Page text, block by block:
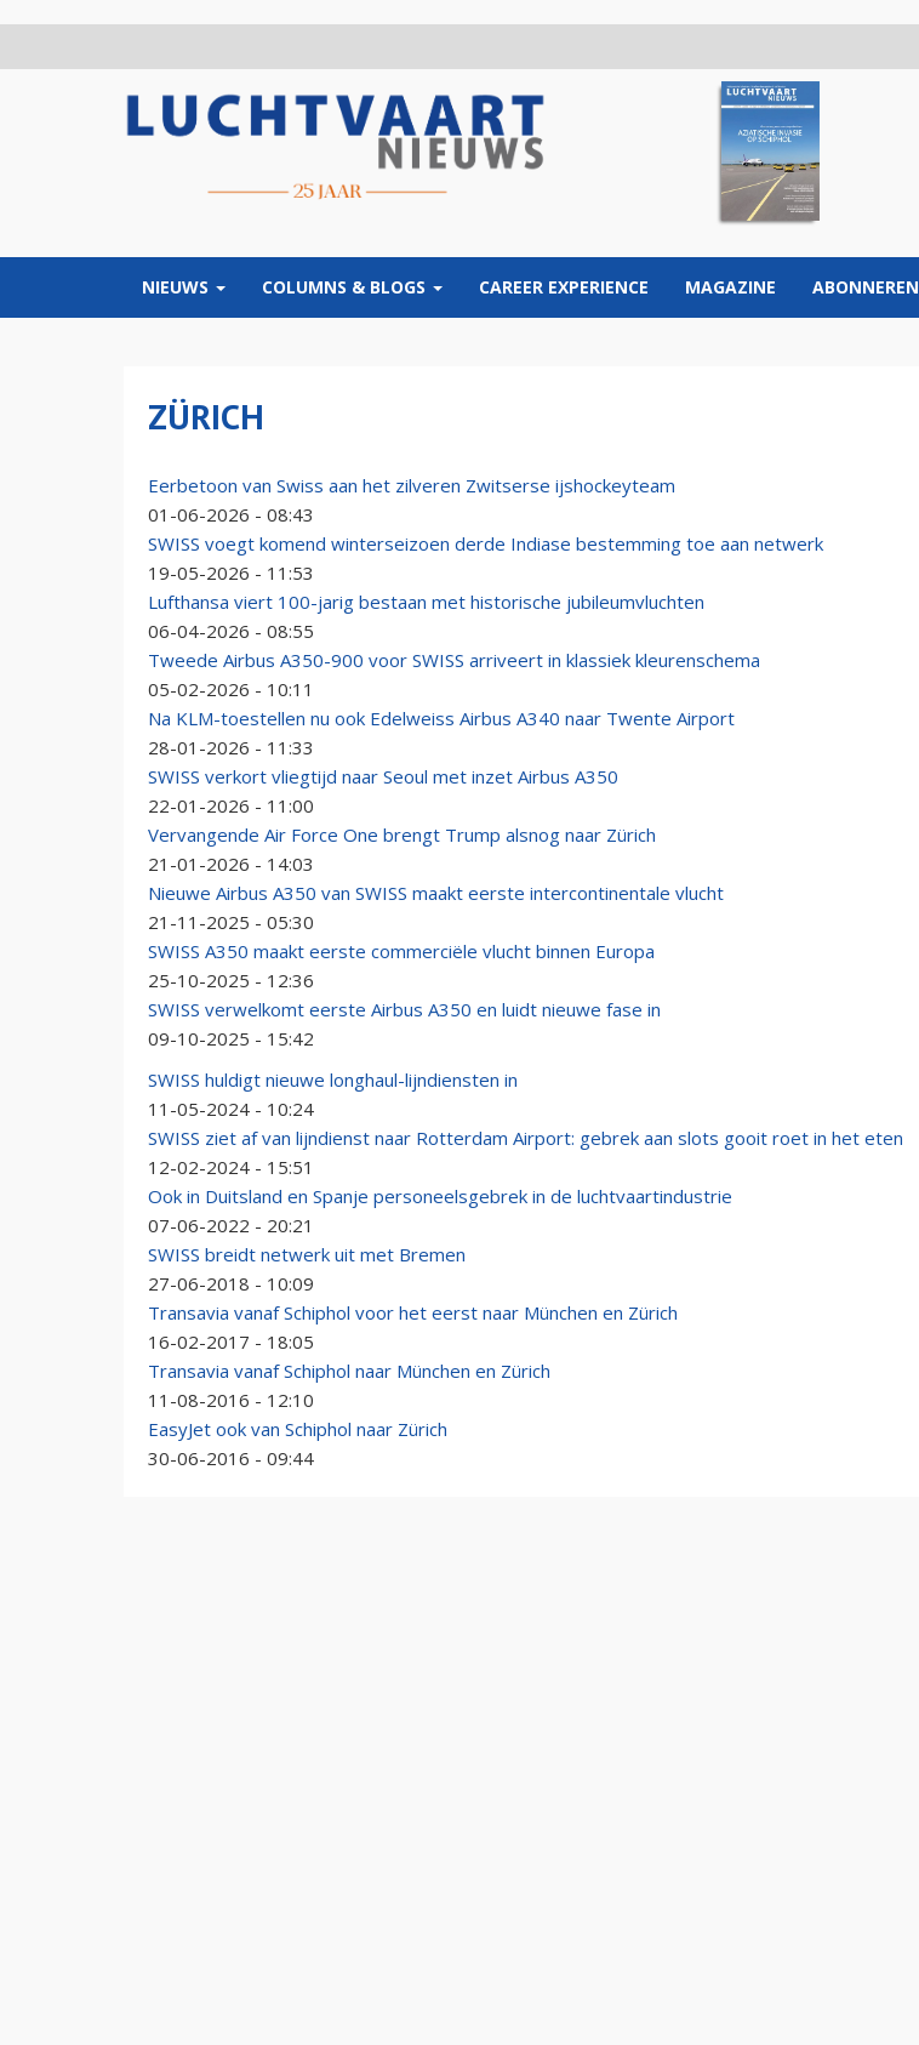
NIEUWS COLUMNS & BLOGS CAREER EXPERIENCE MAGAZINE ABONNEREN
ZÜRICH
Eerbetoon van Swiss aan het zilveren Zwitserse ijshockeyteam
01-06-2026 - 08:43
SWISS voegt komend winterseizoen derde Indiase bestemming toe aan netwerk
19-05-2026 - 11:53
Lufthansa viert 100-jarig bestaan met historische jubileumvluchten
06-04-2026 - 08:55
Tweede Airbus A350-900 voor SWISS arriveert in klassiek kleurenschema
05-02-2026 - 10:11
Na KLM-toestellen nu ook Edelweiss Airbus A340 naar Twente Airport
28-01-2026 - 11:33
SWISS verkort vliegtijd naar Seoul met inzet Airbus A350
22-01-2026 - 11:00
Vervangende Air Force One brengt Trump alsnog naar Zürich
21-01-2026 - 14:03
Nieuwe Airbus A350 van SWISS maakt eerste intercontinentale vlucht
21-11-2025 - 05:30
SWISS A350 maakt eerste commerciële vlucht binnen Europa
25-10-2025 - 12:36
SWISS verwelkomt eerste Airbus A350 en luidt nieuwe fase in
09-10-2025 - 15:42
SWISS huldigt nieuwe longhaul-lijndiensten in
11-05-2024 - 10:24
SWISS ziet af van lijndienst naar Rotterdam Airport: gebrek aan slots gooit roet in het eten
12-02-2024 - 15:51
Ook in Duitsland en Spanje personeelsgebrek in de luchtvaartindustrie
07-06-2022 - 20:21
SWISS breidt netwerk uit met Bremen
27-06-2018 - 10:09
Transavia vanaf Schiphol voor het eerst naar München en Zürich
16-02-2017 - 18:05
Transavia vanaf Schiphol naar München en Zürich
11-08-2016 - 12:10
EasyJet ook van Schiphol naar Zürich
30-06-2016 - 09:44